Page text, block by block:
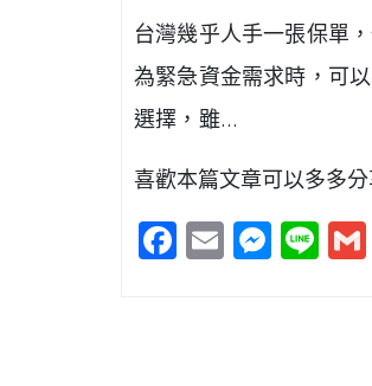
台灣幾乎人手一張保單
為緊急資金需求時，可
選擇，雖…
喜歡本篇文章可以多多
Facebook
Email Line